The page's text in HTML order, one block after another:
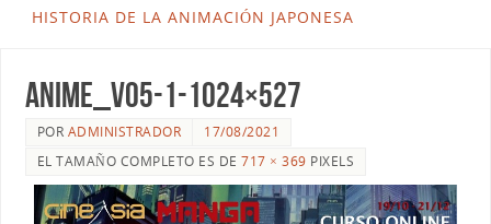
HISTORIA DE LA ANIMACIÓN JAPONESA
ANIME_V05-1-1024×527
POR ADMINISTRADOR
17/08/2021
EL TAMAÑO COMPLETO ES DE717 × 369 PIXELS